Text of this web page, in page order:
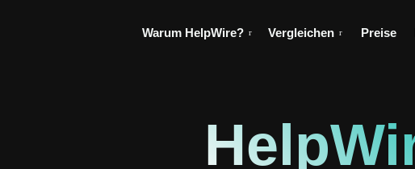
Warum HelpWire? Vergleichen Preise